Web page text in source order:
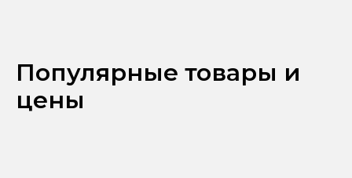
Популярные товары и
цены